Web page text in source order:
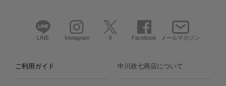
LINE Instagram X Facebook メールマガジン
ご利用ガイド 中川政七商店について